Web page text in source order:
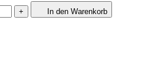
+ In den Warenkorb